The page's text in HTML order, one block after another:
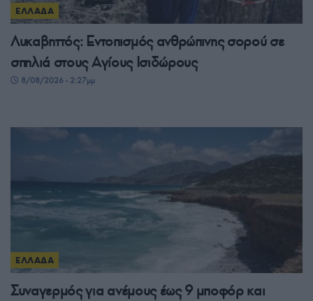
ΕΛΛΑΔΑ
Λυκαβηττός: Εντοπισμός ανθρώπινης σορού σε
σπηλιά στους Αγίους Ισιδώρους
8/08/2026 - 2:27μμ
ΕΛΛΑΔΑ
Συναγερμός για ανέμους έως 9 μποφόρ και